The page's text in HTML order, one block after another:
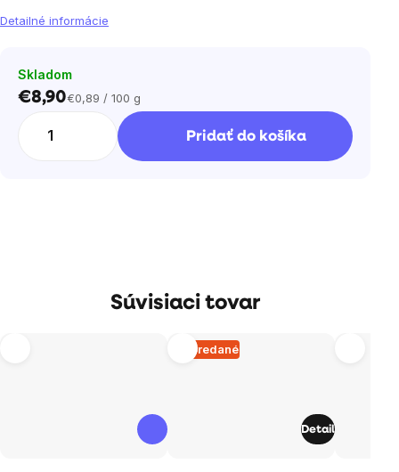
Detailné informácie
Skladom
€8,90Jednotková
€0,89 / 100 g
Pridať do košíka
Súvisiaci tovar
Vypredané
Detail